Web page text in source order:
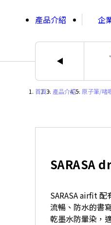
產品介紹
企
首頁・ 產品介紹・ 原子筆/啫
SARASA
SARASA airfit
流暢、防水的書
乾墨水防暈染，